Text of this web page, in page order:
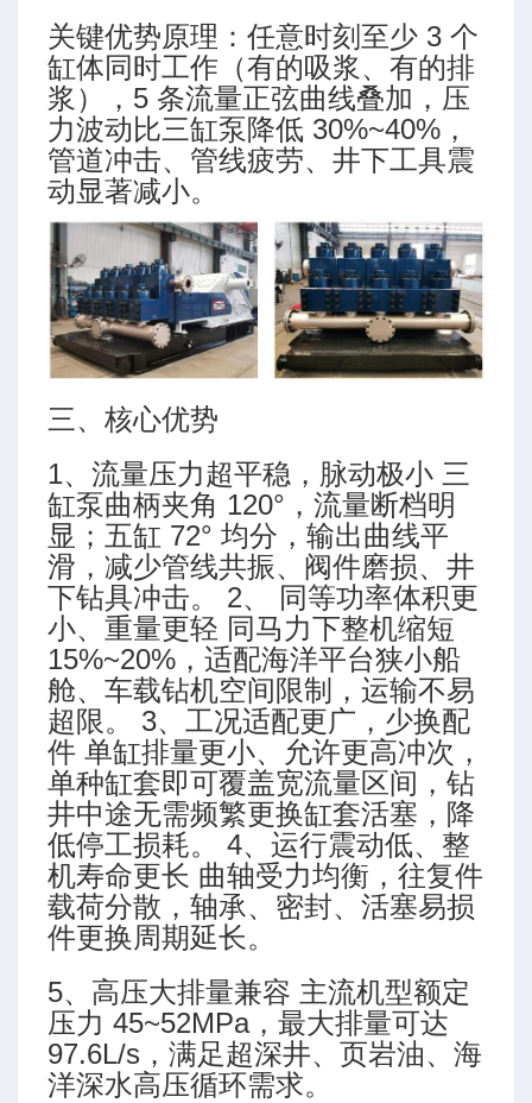
高级模式-三段式
高级模式-多靶三段式
高级模式-五段式
高级模式-双增式
简单模式-三段式
简单模式-多靶三段式
单模式-五段式
简单模式-双增式
(Martin Klempa)
关键优势原理：任意时刻至少 3 个
缸体同时工作（有的吸浆、有的排
浆），5 条流量正弦曲线叠加，压
力波动比三缸泵降低 30%~40%，
管道冲击、管线疲劳、井下工具震
动显著减小。
三、核心优势
1、流量压力超平稳，脉动极小 三
缸泵曲柄夹角 120°，流量断档明
显；五缸 72° 均分，输出曲线平
滑，减少管线共振、阀件磨损、井
下钻具冲击。 2、 同等功率体积更
小、重量更轻 同马力下整机缩短
15%~20%，适配海洋平台狭小船
舱、车载钻机空间限制，运输不易
超限。 3、工况适配更广，少换配
件 单缸排量更小、允许更高冲次，
单种缸套即可覆盖宽流量区间，钻
井中途无需频繁更换缸套活塞，降
低停工损耗。 4、运行震动低、整
机寿命更长 曲轴受力均衡，往复件
载荷分散，轴承、密封、活塞易损
件更换周期延长。
5、高压大排量兼容 主流机型额定
压力 45~52MPa，最大排量可达
97.6L/s，满足超深井、页岩油、海
洋深水高压循环需求。